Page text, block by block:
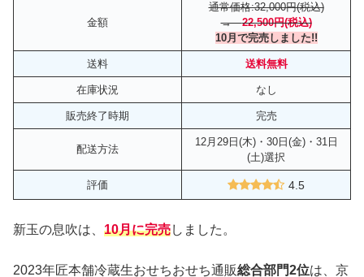
金額
通常価格:32,000円(税込)
→22,500円(税込)
10月で完売しました!!
送料 送料無料
在庫状況 なし
販売終了時期 完売
配送方法
12月29日(木)・30日(金)・31日
(土)選択
評価 4.5
新玉の息吹は、 10月に完売しました。
2023年匠本舗冷蔵生おせちおせち通販総合部門2位は、京